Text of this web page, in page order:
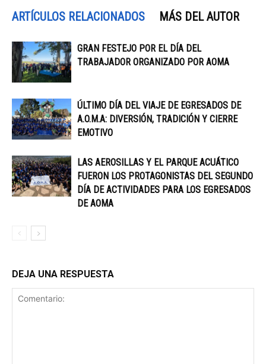
ARTÍCULOS RELACIONADOS MÁS DEL AUTOR
GRAN FESTEJO POR EL DÍA DEL
TRABAJADOR ORGANIZADO POR AOMA
ÚLTIMO DÍA DEL VIAJE DE EGRESADOS DE
A.O.M.A: DIVERSIÓN, TRADICIÓN Y CIERRE
EMOTIVO
LAS AEROSILLAS Y EL PARQUE ACUÁTICO
FUERON LOS PROTAGONISTAS DEL SEGUNDO
DÍA DE ACTIVIDADES PARA LOS EGRESADOS
DE AOMA
DEJA UNA RESPUESTA